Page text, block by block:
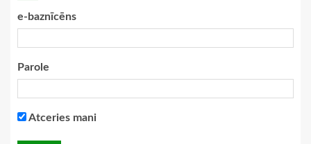
e-baznīcēns
Parole
Atceries mani